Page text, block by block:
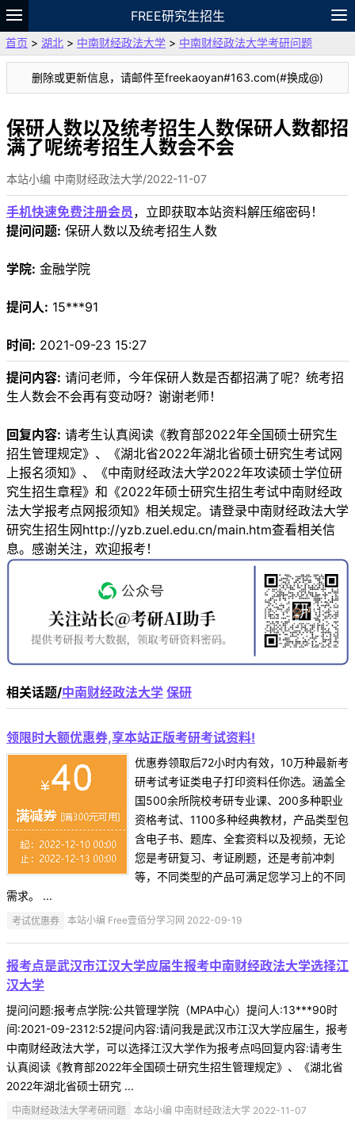
FREE研究生招生
题库
故事 专题 APP 笔记
论坛
VIP
资料
首页 > 湖北 > 中南财经政法大学 > 中南财经政法大学考研问题
删除或更新信息，请邮件至freekaoyan#163.com(#换成@)
保研人数以及统考招生人数保研人数都招
满了呢统考招生人数会不会
本站小编 中南财经政法大学/2022-11-07
手机快速免费注册会员 ，立即获取本站资料解压缩密码！
提问问题: 保研人数以及统考招生人数
学院: 金融学院
提问人: 15***91
时间: 2021-09-23 15:27
提问内容: 请问老师，今年保研人数是否都招满了呢？统考招
生人数会不会再有变动呀？谢谢老师！
回复内容: 请考生认真阅读《教育部2022年全国硕士研究生
招生管理规定》、《湖北省2022年湖北省硕士研究生考试网
上报名须知》、《中南财经政法大学2022年攻读硕士学位研
究生招生章程》和《2022年硕士研究生招生考试中南财经政
法大学报考点网报须知》相关规定。请登录中南财经政法大学
研究生招生网http://yzb.zuel.edu.cn/main.htm查看相关信
息。感谢关注，欢迎报考！
相关话题/中南财经政法大学 保研
领限时大额优惠券,享本站正版考研考试资料!
优惠券领取后72小时内有效，10万种最新考
研考试考证类电子打印资料任你选。涵盖全
国500余所院校考研专业课、200多种职业
资格考试、1100多种经典教材，产品类型包
含电子书、题库、全套资料以及视频，无论
您是考研复习、考证刷题，还是考前冲刺
等，不同类型的产品可满足您学习上的不同
需求。 ...
考试优惠券 本站小编 Free壹佰分学习网 2022-09-19
报考点是武汉市江汉大学应届生报考中南财经政法大学选择江
汉大学
提问问题:报考点学院:公共管理学院（MPA中心）提问人:13***90时
间:2021-09-2312:52提问内容:请问我是武汉市江汉大学应届生，报考
中南财经政法大学，可以选择江汉大学作为报考点吗回复内容:请考生
认真阅读《教育部2022年全国硕士研究生招生管理规定》、《湖北省
2022年湖北省硕士研究 ...
中南财经政法大学考研问题 本站小编 中南财经政法大学 2022-11-07